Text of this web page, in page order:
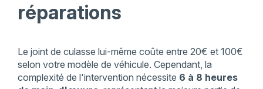
réparations
Le joint de culasse lui-même coûte entre 20€ et 100€
selon votre modèle de véhicule. Cependant, la
complexité de l'intervention nécessite 6 à 8 heures